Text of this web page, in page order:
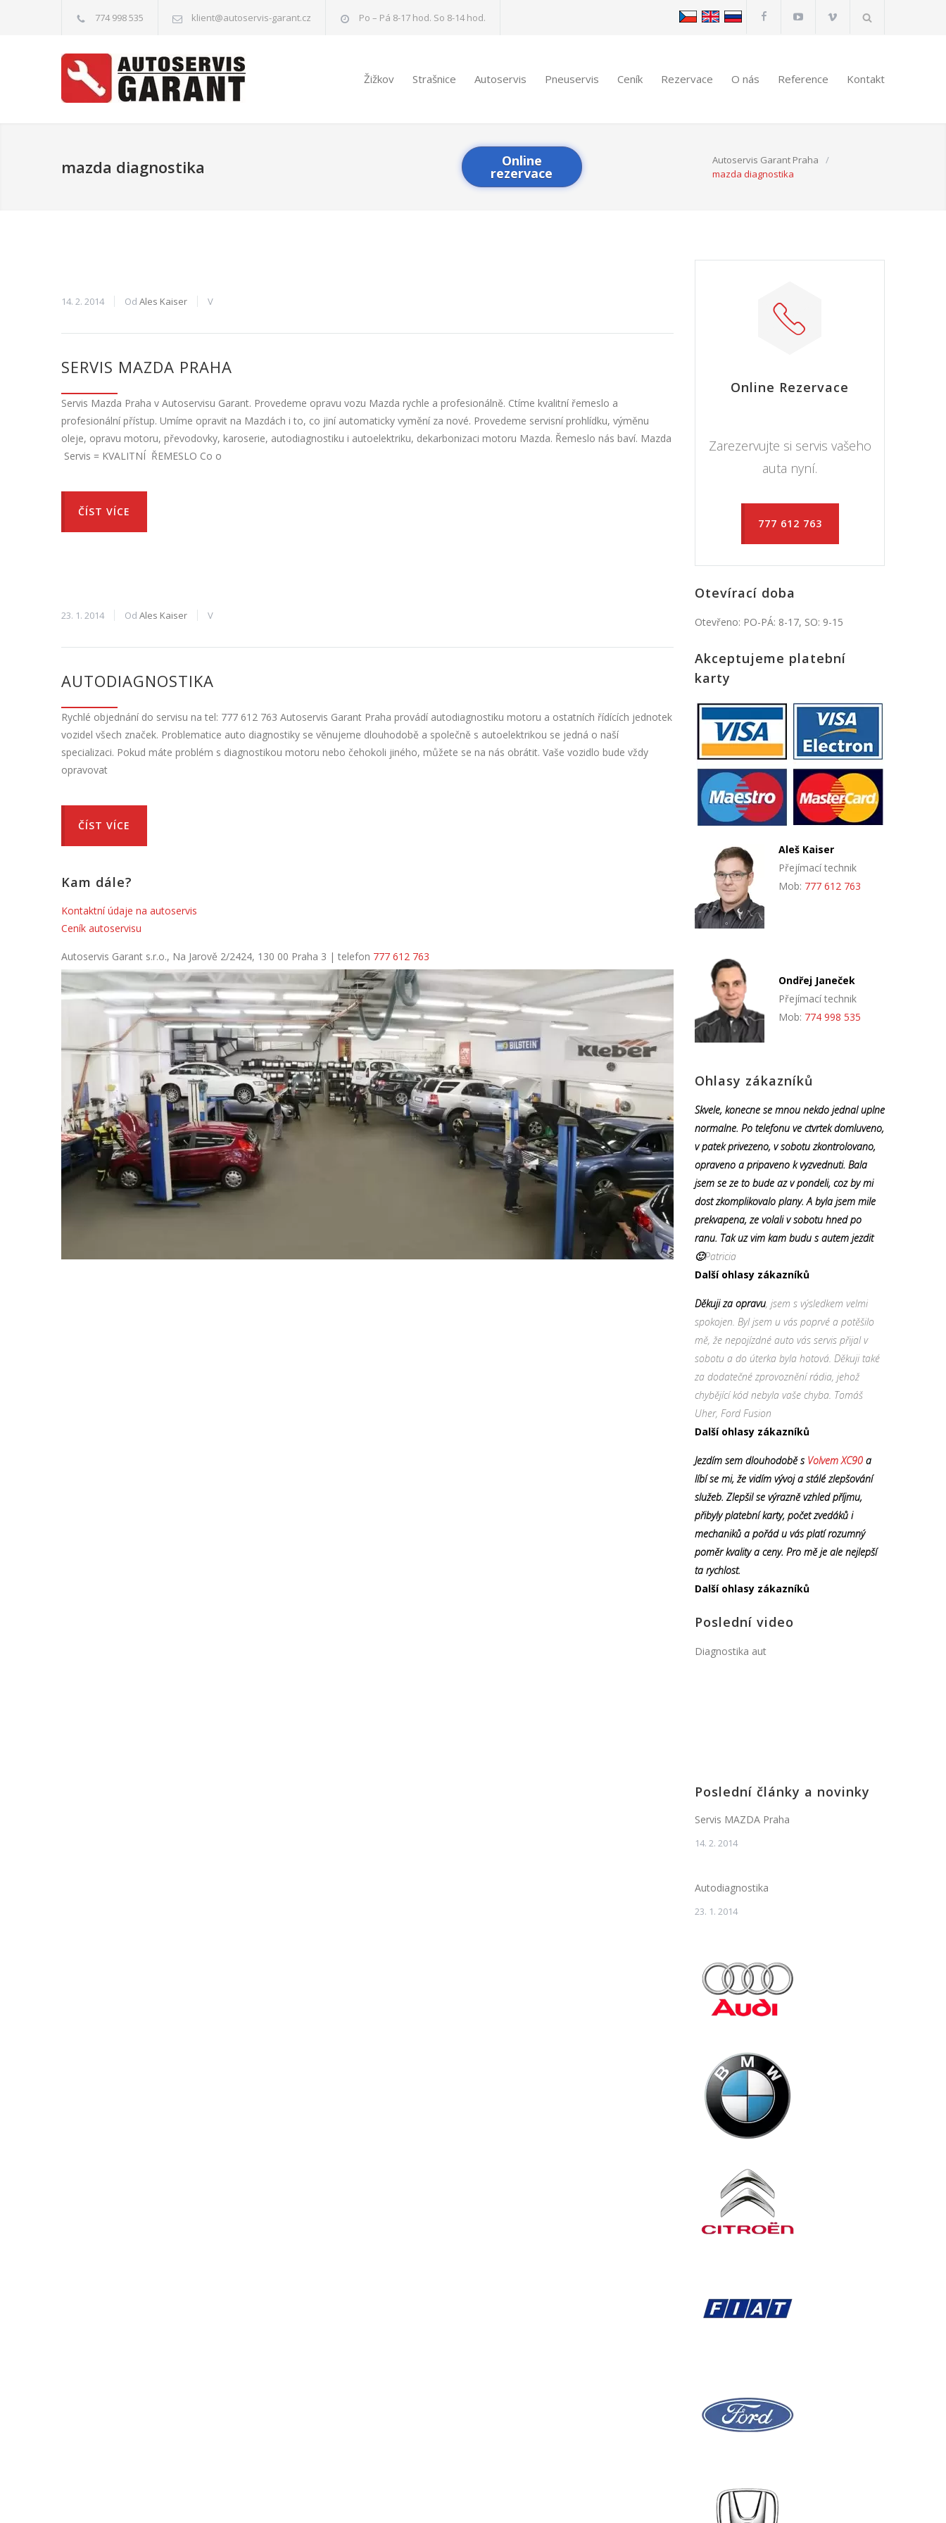
774 998 535 klient@autoservis-garant.cz Po – Pá 8-17 hod. So 8-14 hod.
Žižkov Strašnice Autoservis Pneuservis Ceník Rezervace O nás Reference Kontakt
mazda diagnostika Online
rezervace
Autoservis Garant Praha
/
mazda diagnostika
14. 2. 2014 Od Ales Kaiser V
SERVIS MAZDA PRAHA
Servis Mazda Praha v Autoservisu Garant. Provedeme opravu vozu Mazda rychle a profesionálně. Ctíme kvalitní řemeslo a
profesionální přístup. Umíme opravit na Mazdách i to, co jiní automaticky vymění za nové. Provedeme servisní prohlídku, výměnu
oleje, opravu motoru, převodovky, karoserie, autodiagnostiku i autoelektriku, dekarbonizaci motoru Mazda. Řemeslo nás baví. Mazda
Servis = KVALITNÍ ŘEMESLO Co o
ČÍST VÍCE
23. 1. 2014 Od Ales Kaiser V
AUTODIAGNOSTIKA
Rychlé objednání do servisu na tel: 777 612 763 Autoservis Garant Praha provádí autodiagnostiku motoru a ostatních řídících jednotek
vozidel všech značek. Problematice auto diagnostiky se věnujeme dlouhodobě a společně s autoelektrikou se jedná o naší
specializaci. Pokud máte problém s diagnostikou motoru nebo čehokoli jiného, můžete se na nás obrátit. Vaše vozidlo bude vždy
opravovat
ČÍST VÍCE
Kam dále?
Kontaktní údaje na autoservis
Ceník autoservisu
Autoservis Garant s.r.o., Na Jarově 2/2424, 130 00 Praha 3 | telefon 777 612 763
Online Rezervace
Zarezervujte si servis vašeho
auta nyní.
777 612 763
Otevírací doba
Otevřeno: PO-PÁ: 8-17, SO: 9-15
Akceptujeme platební
karty
Aleš Kaiser
Přejímací technik
Mob: 777 612 763
Ondřej Janeček
Přejímací technik
Mob: 774 998 535
Ohlasy zákazníků
Skvele, konecne se mnou nekdo jednal uplne
normalne. Po telefonu ve ctvrtek domluveno,
v patek privezeno, v sobotu zkontrolovano,
opraveno a pripaveno k vyzvednuti. Bala
jsem se ze to bude az v pondeli, coz by mi
dost zkomplikovalo plany. A byla jsem mile
prekvapena, ze volali v sobotu hned po
ranu. Tak uz vim kam budu s autem jezdit
🙂Patricia
Další ohlasy zákazníků
Děkuji za opravu, jsem s výsledkem velmi
spokojen. Byl jsem u vás poprvé a potěšilo
mě, že nepojízdné auto vás servis přijal v
sobotu a do úterka byla hotová. Děkuji také
za dodatečné zprovoznění rádia, jehož
chybějící kód nebyla vaše chyba. Tomáš
Uher, Ford Fusion
Další ohlasy zákazníků
Jezdím sem dlouhodobě s Volvem XC90 a
líbí se mi, že vidím vývoj a stálé zlepšování
služeb. Zlepšil se výrazně vzhled příjmu,
přibyly platební karty, počet zvedáků i
mechaniků a pořád u vás platí rozumný
poměr kvality a ceny. Pro mě je ale nejlepší
ta rychlost.
Další ohlasy zákazníků
Poslední video
Diagnostika aut
Poslední články a novinky
Servis MAZDA Praha
14. 2. 2014
Autodiagnostika
23. 1. 2014